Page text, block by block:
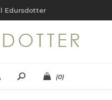
Edursdotter
(0)